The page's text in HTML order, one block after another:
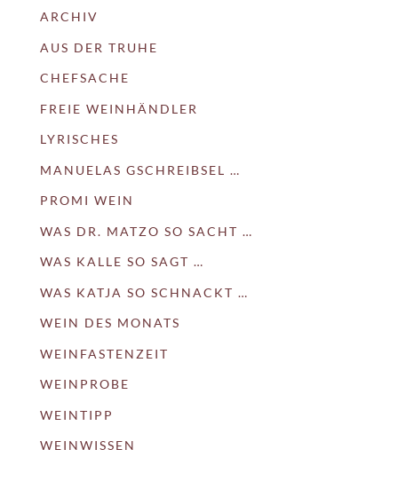
ARCHIV
AUS DER TRUHE
CHEFSACHE
FREIE WEINHÄNDLER
LYRISCHES
MANUELAS GSCHREIBSEL …
PROMI WEIN
WAS DR. MATZO SO SACHT …
WAS KALLE SO SAGT …
WAS KATJA SO SCHNACKT …
WEIN DES MONATS
WEINFASTENZEIT
WEINPROBE
WEINTIPP
WEINWISSEN